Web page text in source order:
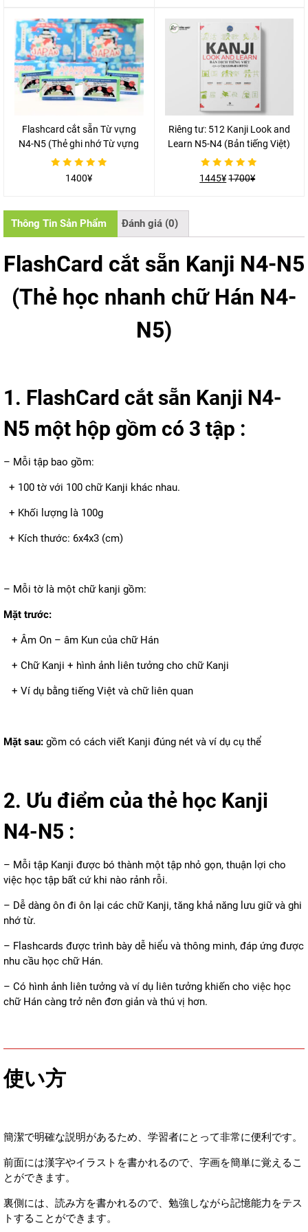
5
sao
sao
Flashcard cắt sẵn Từ vựng
N4-N5 (Thẻ ghi nhớ Từ vựng
N4-5)
1400¥
Riêng tư: 512 Kanji Look and
Learn N5-N4 (Bản tiếng Việt)
Được
xếp
1445¥ 1700¥
Thông Tin Sản Phẩm Đánh giá (0)
FlashCard cắt sẵn Kanji N4-N5
(Thẻ học nhanh chữ Hán N4-
N5)
1. FlashCard cắt sẵn Kanji N4-
N5 một hộp gồm có 3 tập :
– Mỗi tập bao gồm:
+ 100 tờ với 100 chữ Kanji khác nhau.
+ Khối lượng là 100g
+ Kích thước: 6x4x3 (cm)
– Mỗi tờ là một chữ kanji gồm:
Mặt trước:
+ Âm On – âm Kun của chữ Hán
+ Chữ Kanji + hình ảnh liên tưởng cho chữ Kanji
+ Ví dụ bằng tiếng Việt và chữ liên quan
Mặt sau: gồm có cách viết Kanji đúng nét và ví dụ cụ thể
2. Ưu điểm của thẻ học Kanji
N4-N5 :
– Mỗi tập Kanji được bó thành một tập nhỏ gọn, thuận lợi cho
việc học tập bất cứ khi nào rảnh rỗi.
– Dễ dàng ôn đi ôn lại các chữ Kanji, tăng khả năng lưu giữ và ghi
nhớ từ.
– Flashcards được trình bày dễ hiểu và thông minh, đáp ứng được
nhu cầu học chữ Hán.
– Có hình ảnh liên tưởng và ví dụ liên tưởng khiến cho việc học
chữ Hán càng trở nên đơn giản và thú vị hơn.
使い方
簡潔で明確な説明があるため、学習者にとって非常に便利です。
前面には漢字やイラストを書かれるので、字画を簡単に覚えるこ
とができます。
裏側には、読み方を書かれるので、勉強しながら記憶能力をテス
トすることができます。